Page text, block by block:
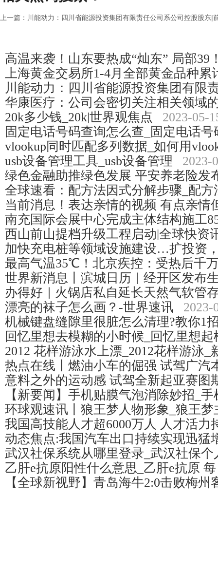
上一篇： 川能动力：四川省能源投资集团有限责任公司系公司控股股东|
高温来袭！山东要热成“灿东” 局部39
上海黄金交易所1-4月全部黄金品种累
川能动力：四川省能源投资集团有限
华康医疗：公司会密切关注相关领域
20k多少钱_20k|世界观焦点
2023-05-
固定电话号码查询怎么查_固定电话号
vlookup同时匹配多列数据_如何用
usb设备管理工具_usb设备管理
2023-
绿色金融助推绿色发展 平安养老险发
全球速看：配方法因式分解步骤_配方
当前消息！表达亲情的视频 有点亲情
南充国际会展中心完成主体结构施工
西山前山提档升级工程启动|全球快资
加快充电桩等领域设施建设…扩投资
最高气温35℃！北京疾控：受热后千
世界新消息丨滨城日历｜经开区发布
办得好｜火锅店私自延长天然气软管
漂亮的袜子怎么画？-世界速讯
2023-
机械键盘缝隙里很脏怎么清理?教你1
回忆里想去模糊的小时候_回忆里想起
2012 花样游泳水上漂_2012花样游泳_
热点在线丨燃油小车的倔强 试驾广汽
意料之外的运动感 试驾全新起亚赛图
【新要闻】手机贴膜气泡消除妙招_
环球观速讯丨狼王梦人物形象_狼王梦
我国高技能人才超6000万人 人才活力
动态焦点:我国汽车出口持续实现迅猛
武汉社保系统从哪里登录_武汉社保个
乙肝e抗原阳性什么意思_乙肝e抗原
【全球新视野】青岛海牛2:0击败梅州